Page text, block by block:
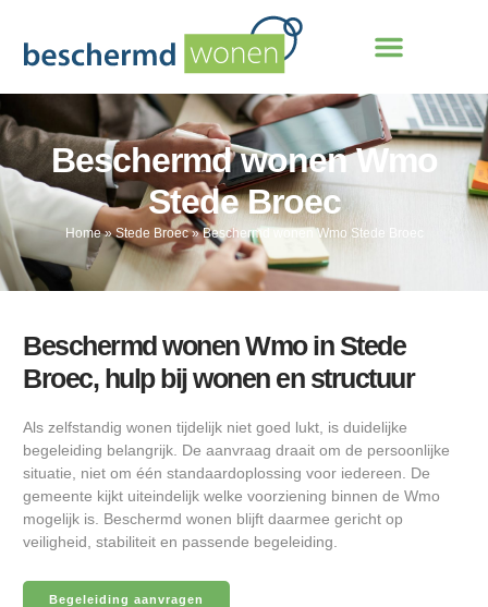
Beschermd wonen Wmo
Stede Broec
Home»Stede Broec»Beschermd wonen Wmo Stede Broec
Beschermd wonen Wmo in Stede
Broec, hulp bij wonen en structuur
Als zelfstandig wonen tijdelijk niet goed lukt, is duidelijke
begeleiding belangrijk. De aanvraag draait om de persoonlijke
situatie, niet om één standaardoplossing voor iedereen. De
gemeente kijkt uiteindelijk welke voorziening binnen de Wmo
mogelijk is. Beschermd wonen blijft daarmee gericht op
veiligheid, stabiliteit en passende begeleiding.
Begeleiding aanvragen